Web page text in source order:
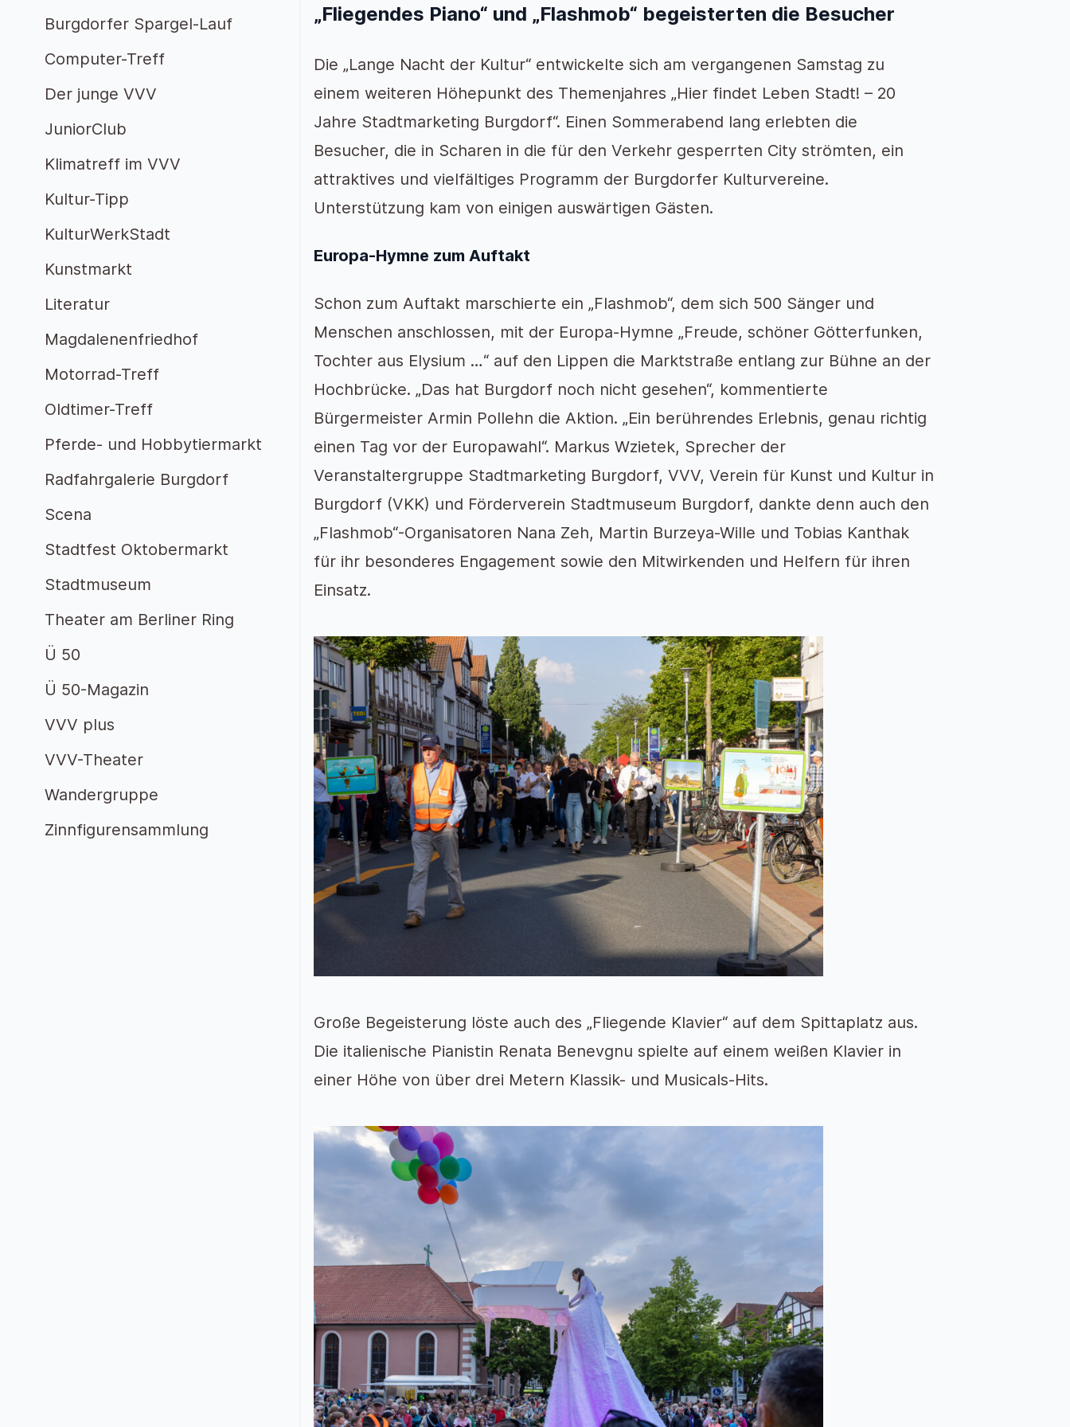
„Fliegendes Piano“ und „Flashmob“ begeisterten die Besucher
Die „Lange Nacht der Kultur“ entwickelte sich am vergangenen Samstag zu
einem weiteren Höhepunkt des Themenjahres „Hier findet Leben Stadt! – 20
Jahre Stadtmarketing Burgdorf“. Einen Sommerabend lang erlebten die
Besucher, die in Scharen in die für den Verkehr gesperrten City strömten, ein
attraktives und vielfältiges Programm der Burgdorfer Kulturvereine.
Unterstützung kam von einigen auswärtigen Gästen.
Europa-Hymne zum Auftakt
Schon zum Auftakt marschierte ein „Flashmob“, dem sich 500 Sänger und
Menschen anschlossen, mit der Europa-Hymne „Freude, schöner Götterfunken,
Tochter aus Elysium …“ auf den Lippen die Marktstraße entlang zur Bühne an der
Hochbrücke. „Das hat Burgdorf noch nicht gesehen“, kommentierte
Bürgermeister Armin Pollehn die Aktion. „Ein berührendes Erlebnis, genau richtig
einen Tag vor der Europawahl“. Markus Wzietek, Sprecher der
Veranstaltergruppe Stadtmarketing Burgdorf, VVV, Verein für Kunst und Kultur in
Burgdorf (VKK) und Förderverein Stadtmuseum Burgdorf, dankte denn auch den
„Flashmob“-Organisatoren Nana Zeh, Martin Burzeya-Wille und Tobias Kanthak
für ihr besonderes Engagement sowie den Mitwirkenden und Helfern für ihren
Einsatz.
Große Begeisterung löste auch des „Fliegende Klavier“ auf dem Spittaplatz aus.
Die italienische Pianistin Renata Benevgnu spielte auf einem weißen Klavier in
einer Höhe von über drei Metern Klassik- und Musicals-Hits.
Burgdorfer Spargel-Lauf
Computer-Treff
Der junge VVV
JuniorClub
Klimatreff im VVV
Kultur-Tipp
KulturWerkStadt
Kunstmarkt
Literatur
Magdalenenfriedhof
Motorrad-Treff
Oldtimer-Treff
Pferde- und Hobbytiermarkt
Radfahrgalerie Burgdorf
Scena
Stadtfest Oktobermarkt
Stadtmuseum
Theater am Berliner Ring
Ü 50
Ü 50-Magazin
VVV plus
VVV-Theater
Wandergruppe
Zinnfigurensammlung